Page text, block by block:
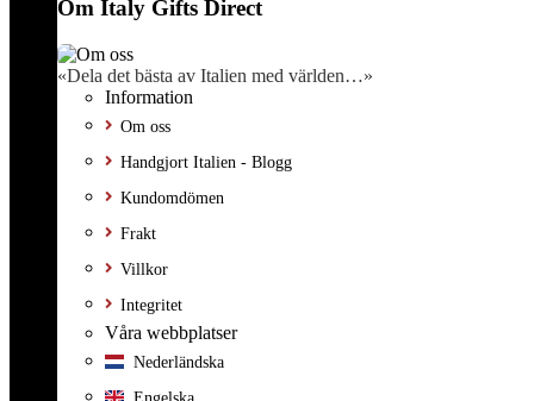
Om Italy Gifts Direct
«Dela det bästa av Italien med världen…»
Information
Om oss
Handgjort Italien - Blogg
Kundomdömen
Frakt
Villkor
Integritet
Våra webbplatser
Nederländska